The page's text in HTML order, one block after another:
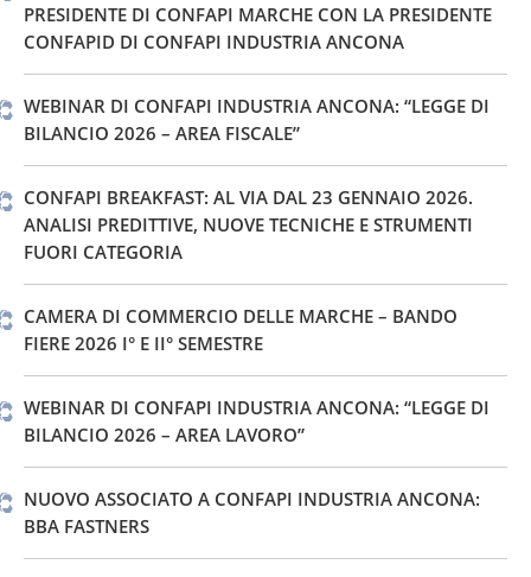
PRESIDENTE DI CONFAPI MARCHE CON LA PRESIDENTE
CONFAPID DI CONFAPI INDUSTRIA ANCONA
WEBINAR DI CONFAPI INDUSTRIA ANCONA: “LEGGE DI
BILANCIO 2026 – AREA FISCALE”
CONFAPI BREAKFAST: AL VIA DAL 23 GENNAIO 2026.
ANALISI PREDITTIVE, NUOVE TECNICHE E STRUMENTI
FUORI CATEGORIA
CAMERA DI COMMERCIO DELLE MARCHE – BANDO
FIERE 2026 I° E II° SEMESTRE
WEBINAR DI CONFAPI INDUSTRIA ANCONA: “LEGGE DI
BILANCIO 2026 – AREA LAVORO”
NUOVO ASSOCIATO A CONFAPI INDUSTRIA ANCONA:
BBA FASTNERS